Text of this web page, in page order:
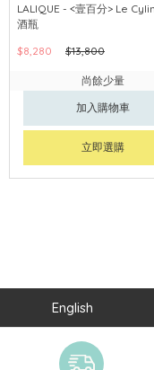
LALIQUE - <壹百分> Le
酒瓶
$8,280
$13,800
尚餘少量
加入購物車
立即選購
English